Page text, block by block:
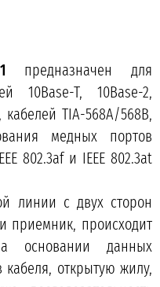
предназначен для
10Base-T, 10Base-2,
кабелей TIA-568A/568B,
медных портов
802.3af и IEEE 802.3at
линии с двух сторон
приемник, происходит
основании данных
кабеля, открытую жилу,